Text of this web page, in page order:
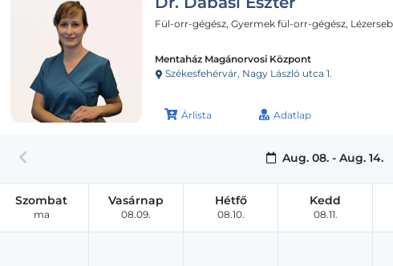
Fül-orr-gégész, Gyermek fül-orr-gégész,
Mentaház Magánorvosi Központ
Székesfehérvár, Nagy László utca 1.
Árlista Adatlap
Aug. 08. - Aug. 14.
Szombat
ma
Vasárnap
08.09.
Hétfő
08.10.
Kedd
08.11.